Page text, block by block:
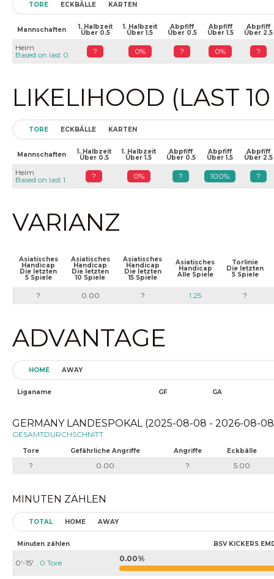
TORE ECKBÄLLE KARTEN
Mannschaften 1. Halbzeit
Über 0.5
1. Halbzeit
Über 1.5
Abpfiff
Über 0.5
Abpfiff
Über 1.5
Abpfiff
Über 2.5
Heim
Based on last 0
? 0% ? 0% ?
LIKELIHOOD (LAST
TORE ECKBÄLLE KARTEN
Mannschaften 1. Halbzeit
Über 0.5
1. Halbzeit
Über 1.5
Abpfiff
Über 0.5
Abpfiff
Über 1.5
Abpfiff
Über 2.5
Heim
Based on last 1
? 0% ? 100% ?
VARIANZ
Asiatisches
Handicap
Die letzten
5 Spiele
Asiatisches
Handicap
Die letzten
10 Spiele
Asiatisches
Handicap
Die letzten
15 Spiele
Asiatisches
Handicap
Alle Spiele
Torlinie
Die letzten
5 Spiele
? 0.00 ? 1.25 ?
ADVANTAGE
HOME AWAY
Liganame GF GA
GERMANY LANDESPOKAL (2025-08-08 - 2026-08-
GESAMTDURCHSCHNITT
Tore Gefährliche Angriffe Angriffe Eckbälle
? 0.00 ? 5.00
MINUTEN ZÄHLEN
TOTAL HOME AWAY
Minuten zählen BSV KICKERS
0'-15' 0 Tore 0.00%